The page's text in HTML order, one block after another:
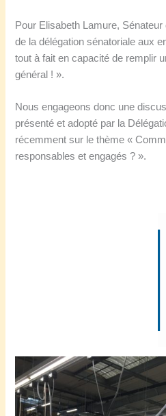
Pour Elisabeth Lamure,
de la délégation sénatoriale aux
tout à fait en capacité de remplir
général ! ».
Nous engageons donc une
présenté et adopté par la
récemment sur le thème «
responsables et engagés ? ».